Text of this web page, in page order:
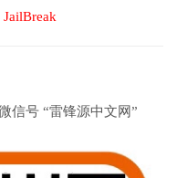
JailBreak
信号 “雷锋源中文网”